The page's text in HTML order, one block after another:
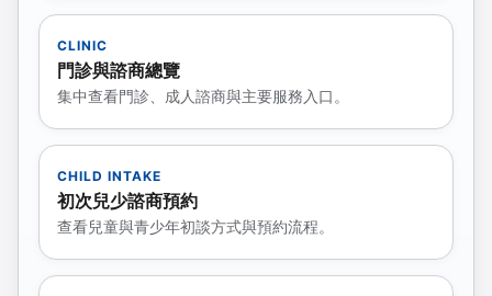
CLINIC
門診與諮商總覽
集中查看門診、成人諮商與主要服務入口。
CHILD INTAKE
初次兒少諮商預約
查看兒童與青少年初談方式與預約流程。